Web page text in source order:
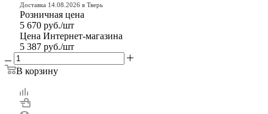
Доставка 14.08.2026 в Тверь
Розничная цена
5 670 руб./шт
Цена Интернет-магазина
5 387 руб./шт
В корзину